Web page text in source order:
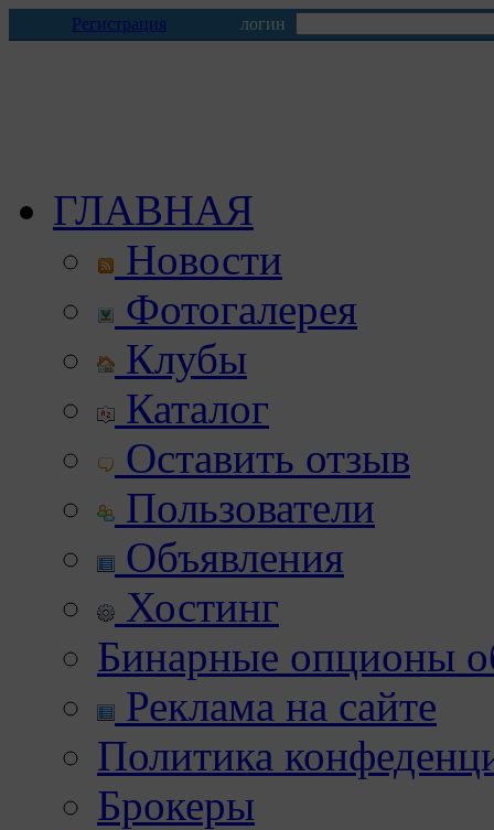
Регистрация логин
ГЛАВНАЯ
Новости
Фотогалерея
Клубы
Каталог
Оставить отзыв
Пользователи
Объявления
Хостинг
Бинарные опционы
Реклама на сайте
Политика
Брокеры